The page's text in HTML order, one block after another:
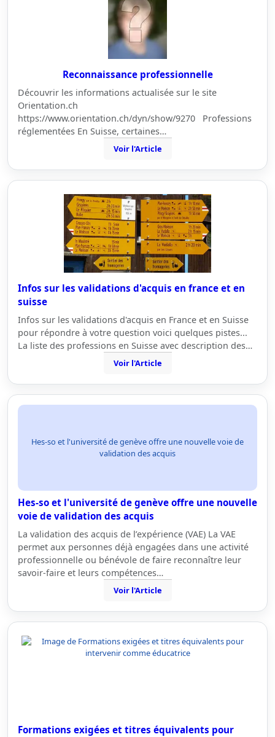
Reconnaissance professionnelle
Découvrir les informations actualisée sur le site
Orientation.ch
https://www.orientation.ch/dyn/show/9270 Professions
réglementées En Suisse, certaines…
Voir l'Article
Infos sur les validations d'acquis en france et en
suisse
Infos sur les validations d'acquis en France et en Suisse
pour répondre à votre question voici quelques pistes...
La liste des professions en Suisse avec description des…
Voir l'Article
Hes-so et l'université de genève offre une nouvelle voie de
validation des acquis
Hes-so et l'université de genève offre une nouvelle
voie de validation des acquis
La validation des acquis de l’expérience (VAE) La VAE
permet aux personnes déjà engagées dans une activité
professionnelle ou bénévole de faire reconnaître leur
savoir-faire et leurs compétences…
Voir l'Article
Formations exigées et titres équivalents pour